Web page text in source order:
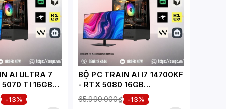
AI ULTRA 7
TI 16GB
-13%
BỘ PC TRAIN AI I7 14700KF
- RTX 5080 16GB
(XUEPC146-TA)
65.999.000₫ -13%